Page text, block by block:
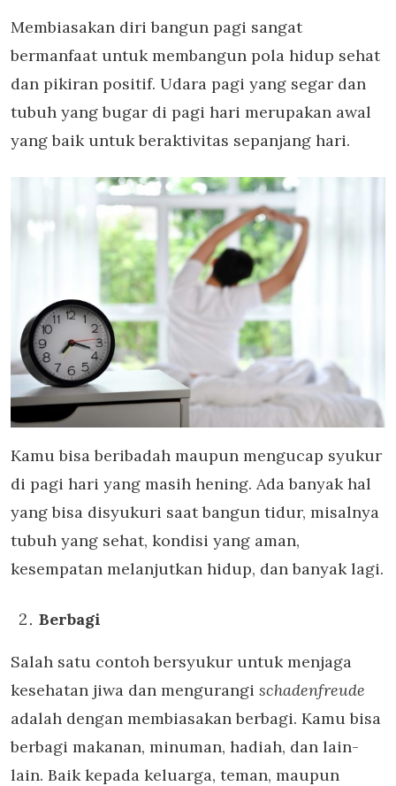
Membiasakan diri bangun pagi sangat
bermanfaat untuk membangun pola hidup sehat
dan pikiran positif. Udara pagi yang segar dan
tubuh yang bugar di pagi hari merupakan awal
yang baik untuk beraktivitas sepanjang hari.
Kamu bisa beribadah maupun mengucap syukur
di pagi hari yang masih hening. Ada banyak hal
yang bisa disyukuri saat bangun tidur, misalnya
tubuh yang sehat, kondisi yang aman,
kesempatan melanjutkan hidup, dan banyak lagi.
Berbagi
Salah satu contoh bersyukur untuk menjaga
kesehatan jiwa dan mengurangi schadenfreude
adalah dengan membiasakan berbagi. Kamu bisa
berbagi makanan, minuman, hadiah, dan lain-
lain. Baik kepada keluarga, teman, maupun